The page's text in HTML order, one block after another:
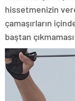
hissetmenizin
çamaşırların
baştan